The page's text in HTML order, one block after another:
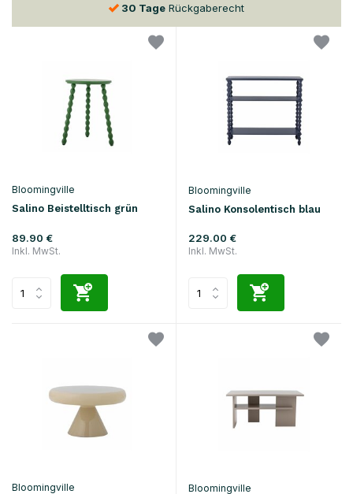
30 TageRückgaberecht
Bloomingville
Salino Beistelltisch grün
89.90 €
Inkl. MwSt.
Bloomingville
Salino Konsolentisch blau
229.00 €
Inkl. MwSt.
Bloomingville
Bloomingville